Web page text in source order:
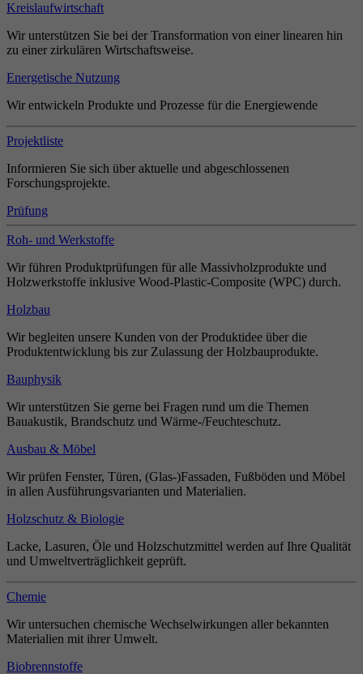
Kreislaufwirtschaft
Wir unterstützen Sie bei der Transformation von einer linearen hin
zu einer zirkulären Wirtschaftsweise.
Energetische Nutzung
Wir entwickeln Produkte und Prozesse für die Energiewende
Projektliste
Informieren Sie sich über aktuelle und abgeschlossenen
Forschungsprojekte.
Prüfung
Roh- und Werkstoffe
Wir führen Produktprüfungen für alle Massivholzprodukte und
Holzwerkstoffe inklusive Wood-Plastic-Composite (WPC) durch.
Holzbau
Wir begleiten unsere Kunden von der Produktidee über die
Produktentwicklung bis zur Zulassung der Holzbauprodukte.
Bauphysik
Wir unterstützen Sie gerne bei Fragen rund um die Themen
Bauakustik, Brandschutz und Wärme-/Feuchteschutz.
Ausbau & Möbel
Wir prüfen Fenster, Türen, (Glas-)Fassaden, Fußböden und Möbel
in allen Ausführungsvarianten und Materialien.
Holzschutz & Biologie
Lacke, Lasuren, Öle und Holzschutzmittel werden auf Ihre Qualität
und Umweltverträglichkeit geprüft.
Chemie
Wir untersuchen chemische Wechselwirkungen aller bekannten
Materialien mit ihrer Umwelt.
Biobrennstoffe